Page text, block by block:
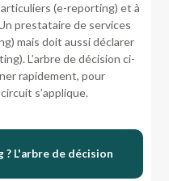
(e-reporting) et à
prestataire de services
mais doit aussi déclarer
L’arbre de décision ci-
rapidement, pour
s’applique.
L'arbre de décision